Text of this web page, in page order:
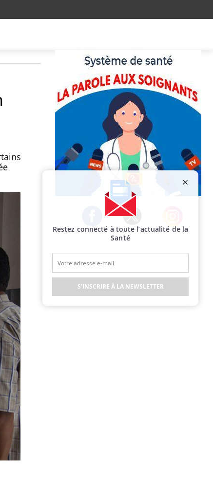
Facebook Twitter Instagram
Restez connecté à toute l’actualité de la
Santé
S'INSCRIRE À LA NEWSLETTER